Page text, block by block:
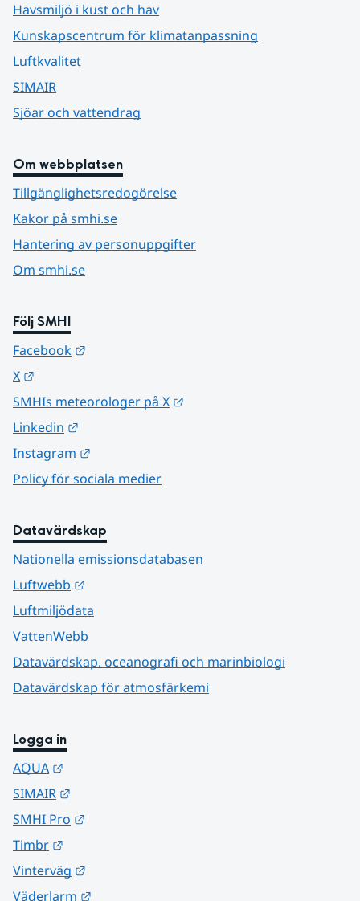
Havsmiljö i kust och hav
Kunskapscentrum för klimatanpassning
Luftkvalitet
SIMAIR
Sjöar och vattendrag
Om webbplatsen
Tillgänglighetsredogörelse
Kakor på smhi.se
Hantering av personuppgifter
Om smhi.se
Följ SMHI
Facebook
X
SMHIs meteorologer på X
Linkedin
Instagram
Policy för sociala medier
Datavärdskap
Nationella emissionsdatabasen
Luftwebb
Luftmiljödata
VattenWebb
Datavärdskap, oceanografi och marinbiologi
Datavärdskap för atmosfärkemi
Logga in
AQUA
SIMAIR
SMHI Pro
Timbr
Vinterväg
Väderlarm